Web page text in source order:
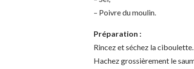
– Poivre du moulin.
Préparation :
Rincez et séchez la
Hachez grossièrement le